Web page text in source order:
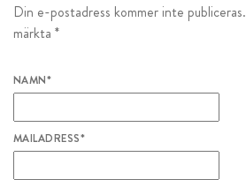
Din e-postadress kommer inte publiceras.
märkta *
NAMN*
MAILADRESS*